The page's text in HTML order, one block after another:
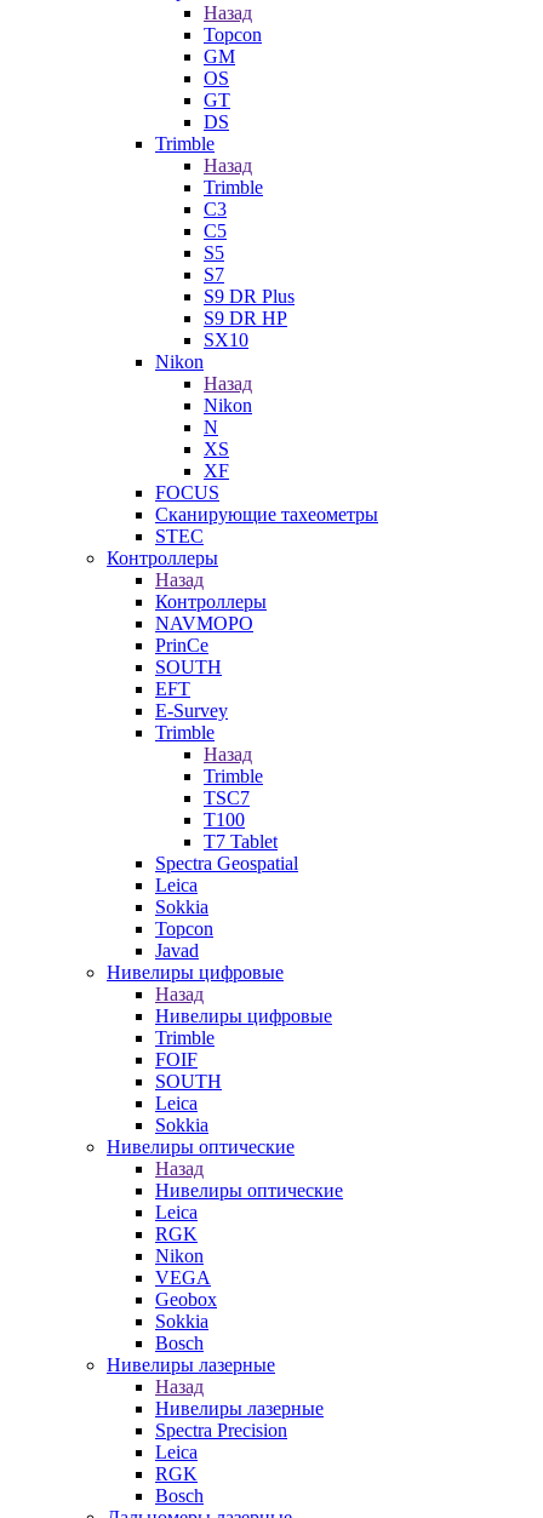
Назад
Topcon
GM
OS
GT
DS
Trimble
Назад
Trimble
C3
C5
S5
S7
S9 DR Plus
S9 DR HP
SX10
Nikon
Назад
Nikon
N
XS
XF
FOCUS
Сканирующие тахеометры
STEC
Контроллеры
Назад
Контроллеры
NAVMOPO
PrinCe
SOUTH
EFT
E-Survey
Trimble
Назад
Trimble
TSC7
T100
T7 Tablet
Spectra Geospatial
Leica
Sokkia
Topcon
Javad
Нивелиры цифровые
Назад
Нивелиры цифровые
Trimble
FOIF
SOUTH
Leica
Sokkia
Нивелиры оптические
Назад
Нивелиры оптические
Leica
RGK
Nikon
VEGA
Geobox
Sokkia
Bosch
Нивелиры лазерные
Назад
Нивелиры лазерные
Spectra Precision
Leica
RGK
Bosch